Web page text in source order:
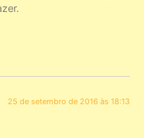
25 de setembro de 2016 às 18:13